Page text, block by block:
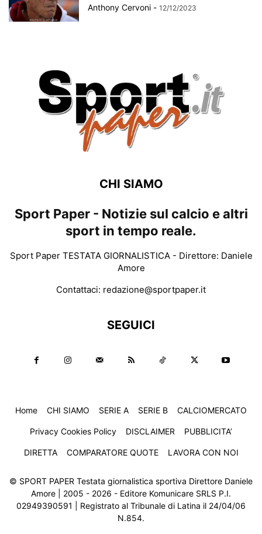
Anthony Cervoni - 12/12/2023
CHI SIAMO
Sport Paper - Notizie sul calcio e altri
sport in tempo reale.
Sport Paper TESTATA GIORNALISTICA - Direttore: Daniele
Amore
Contattaci: redazione@sportpaper.it
SEGUICI
Home CHI SIAMO SERIE A SERIE B CALCIOMERCATO
Privacy Cookies Policy DISCLAIMER PUBBLICITA’
DIRETTA COMPARATORE QUOTE LAVORA CON NOI
© SPORT PAPER Testata giornalistica sportiva Direttore Daniele
Amore | 2005 - 2026 - Editore Komunicare SRLS P.I.
02949390591 | Registrato al Tribunale di Latina il 24/04/06
N.854.